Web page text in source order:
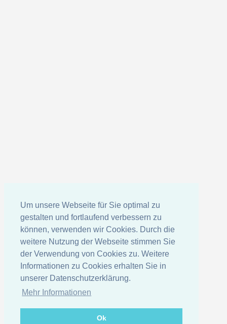
Um unsere Webseite für Sie optimal zu
gestalten und fortlaufend verbessern zu
können, verwenden wir Cookies. Durch die
weitere Nutzung der Webseite stimmen Sie
der Verwendung von Cookies zu. Weitere
Informationen zu Cookies erhalten Sie in
unserer Datenschutzerklärung.
Mehr Informationen
Ok